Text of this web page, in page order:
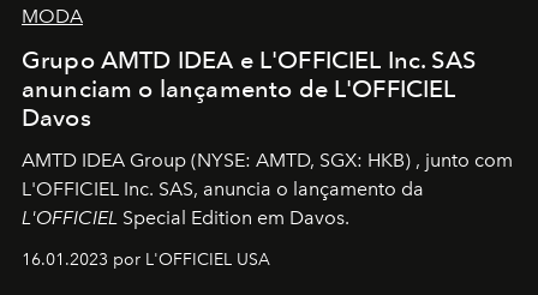
MODA
Grupo AMTD IDEA e L'OFFICIEL Inc. SAS
anunciam o lançamento de L'OFFICIEL
Davos
AMTD IDEA Group (NYSE: AMTD, SGX: HKB) , junto com
L'OFFICIEL Inc. SAS, anuncia o lançamento da
L'OFFICIEL Special Edition em Davos.
16.01.2023 por L'OFFICIEL USA